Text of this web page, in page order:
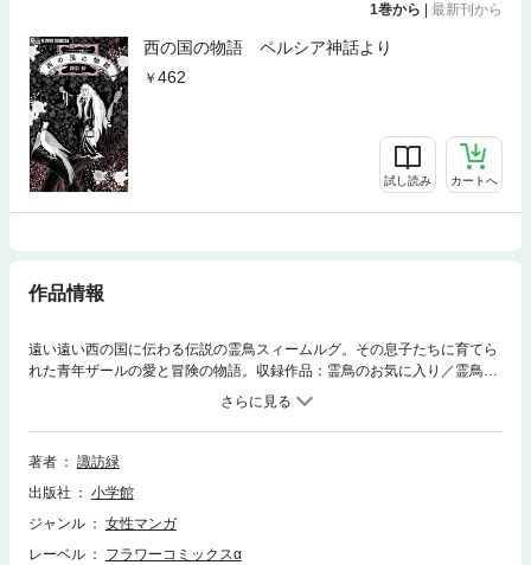
1巻から 最新刊から
西の国の物語 ペルシア神話より
462
試し読み カートへ
作品情報
遠い遠い西の国に伝わる伝説の霊鳥スィームルグ。その息子たちに育てら
れた青年ザールの愛と冒険の物語。収録作品：霊鳥のお気に入り／霊鳥は
大いそがし（前後編）／ヨナの受難
著者
諏訪緑
出版社
小学館
ジャンル
女性マンガ
レーベル
フラワーコミックスα